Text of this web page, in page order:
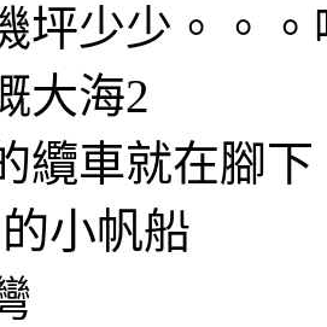
坪少少。。
大海2
纜車就在腳下
小帆船